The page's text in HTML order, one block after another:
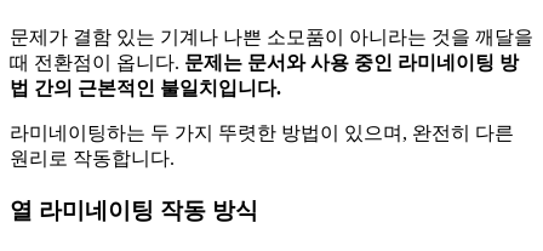
문제가 결함 있는 기계나 나쁜 소모품이 아니라는 것을 깨달을
때 전환점이 옵니다. 문제는 문서와 사용 중인 라미네이팅 방
법 간의 근본적인 불일치입니다.
라미네이팅하는 두 가지 뚜렷한 방법이 있으며, 완전히 다른
원리로 작동합니다.
열 라미네이팅 작동 방식